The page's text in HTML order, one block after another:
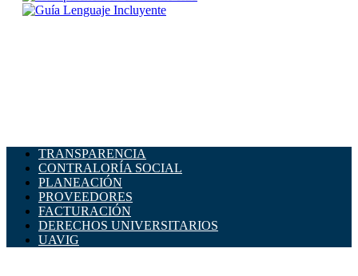
TRANSPARENCIA
CONTRALORÍA SOCIAL
PLANEACIÓN
PROVEEDORES
FACTURACIÓN
DERECHOS UNIVERSITARIOS
UAVIG